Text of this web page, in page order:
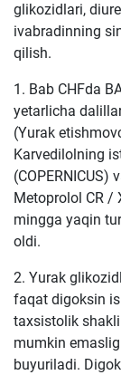
glikozidlari,
ivabradinning
qilish.
1. Bab CHFda
yetarlicha
(Yurak
Karvedilolning
Metoprolol CR /
mingga yaqin
oldi.
2. Yurak
faqat digoksin
taxsistolik
mumkin
buyuriladi.